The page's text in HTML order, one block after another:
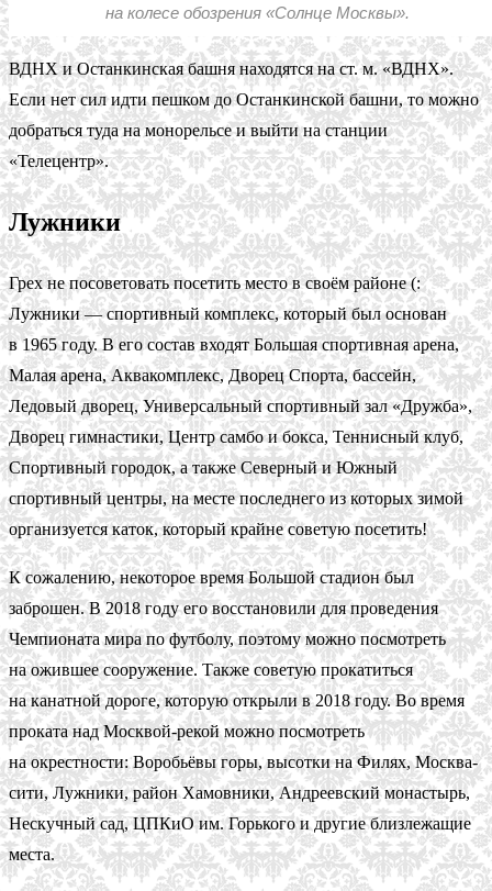
на колесе обозрения «Солнце Москвы».
ВДНХ и Останкинская башня находятся на ст. м. «ВДНХ».
Если нет сил идти пешком до Останкинской башни, то можно
добраться туда на монорельсе и выйти на станции
«Телецентр».
Лужники
Грех не посоветовать посетить место в своём районе (:
Лужники — спортивный комплекс, который был основан
в 1965 году. В его состав входят Большая спортивная арена,
Малая арена, Аквакомплекс, Дворец Спорта, бассейн,
Ледовый дворец, Универсальный спортивный зал «Дружба»,
Дворец гимнастики, Центр самбо и бокса, Теннисный клуб,
Спортивный городок, а также Северный и Южный
спортивный центры, на месте последнего из которых зимой
организуется каток, который крайне советую посетить!
К сожалению, некоторое время Большой стадион был
заброшен. В 2018 году его восстановили для проведения
Чемпионата мира по футболу, поэтому можно посмотреть
на ожившее сооружение. Также советую прокатиться
на канатной дороге, которую открыли в 2018 году. Во время
проката над Москвой-рекой можно посмотреть
на окрестности: Воробьёвы горы, высотки на Филях, Москва-
сити, Лужники, район Хамовники, Андреевский монастырь,
Нескучный сад, ЦПКиО им. Горького и другие близлежащие
места.